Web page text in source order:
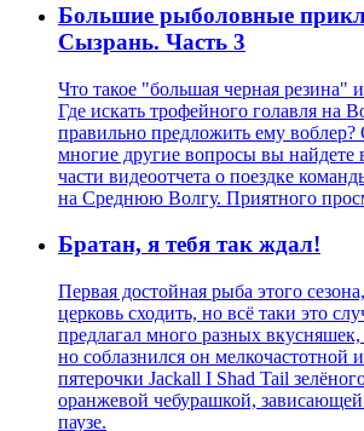
Большие рыболовные
Сызрань. Часть 3
Что такое "большая черная резина"
Где искать трофейного голавля на
правильно предложить ему воблер?
многие другие вопросы вы найдете
части видеоотчета о поездке
на Среднюю Волгу. Приятного
Братан, я тебя так ждал!
Первая достойная рыба этого
церковь сходить, но всё таки это
предлагал много разных
но соблазнился он мелкочастотной
пятерочки Jackall I Shad Tail
оранжевой чебурашкой,
паузе.